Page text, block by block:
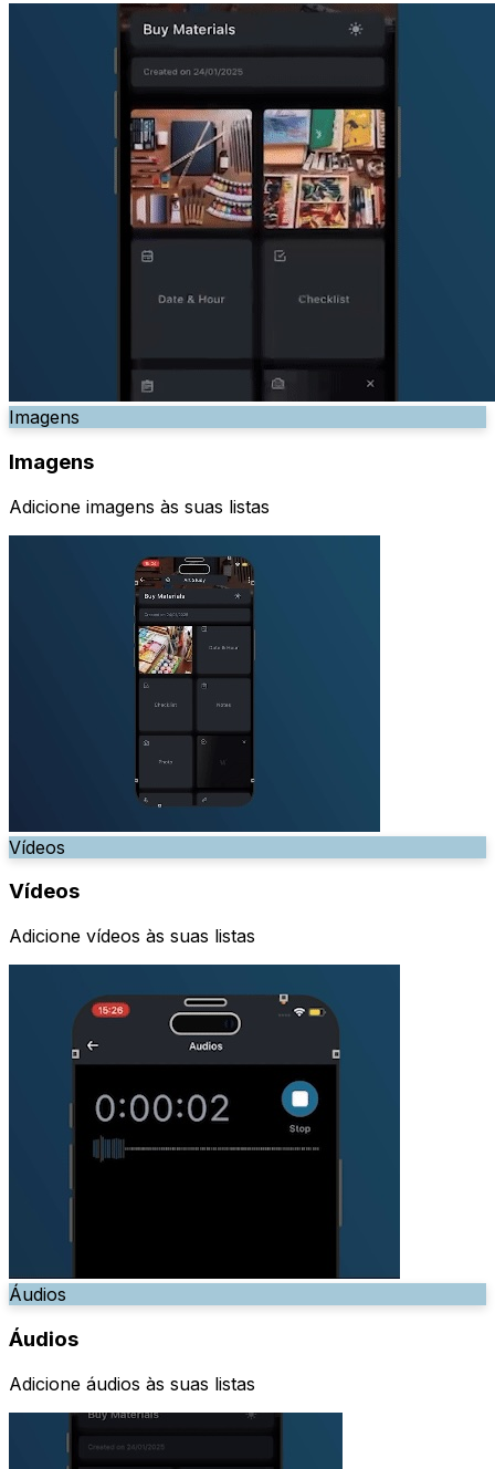
Imagens
Imagens
Adicione imagens às suas listas
Vídeos
Vídeos
Adicione vídeos às suas listas
Áudios
Áudios
Adicione áudios às suas listas